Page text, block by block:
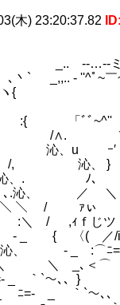
木) 23:20:37.82
ノ} _､
ﾟ~
＼
／/
ﾞﾞ~^''
＼/ ヽ :
、u ｰ′
| | /,
. ﾉ、 乂ｿ
､ ､.沁、
:＼ ＼
:＼ :＼ / ,
_ { 〈( ／/
、 - _ :⌒
＼ _､＜⌒
、} ｀`～､
_ ｀`～､